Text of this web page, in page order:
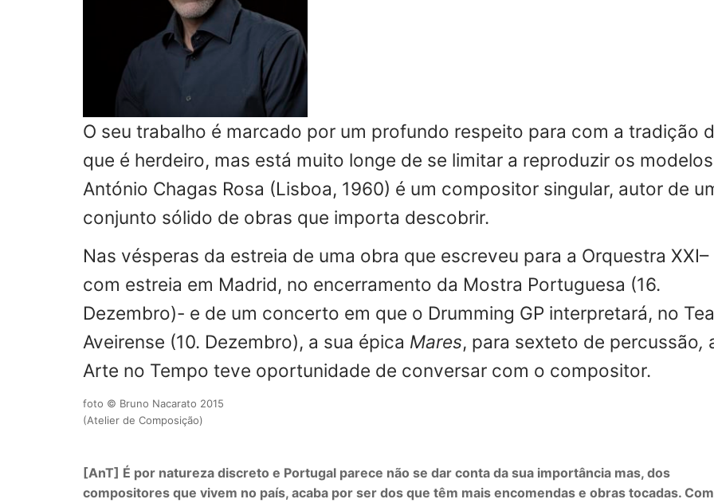
O seu trabalho é marcado por um profundo respeito para com a tradição
que é herdeiro, mas está muito longe de se limitar a reproduzir os
António Chagas Rosa (Lisboa, 1960) é um compositor singular, autor de
conjunto sólido de obras que importa descobrir.
Nas vésperas da estreia de uma obra que escreveu para a Orquestra XXI–
com estreia em Madrid, no encerramento da Mostra Portuguesa (16.
Dezembro)- e de um concerto em que o Drumming GP interpretará, no
Aveirense (10. Dezembro), a sua épica Mares, para sexteto de percussão,
Arte no Tempo teve oportunidade de conversar com o compositor.
foto © Bruno Nacarato 2015
(Atelier de Composição)
[AnT] É por natureza discreto e Portugal parece não se dar conta da sua importância mas, dos
compositores que vivem no país, acaba por ser dos que têm mais encomendas e obras tocadas.